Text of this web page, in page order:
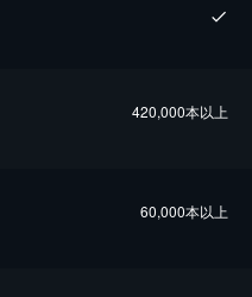
420,000本以上
60,000本以上